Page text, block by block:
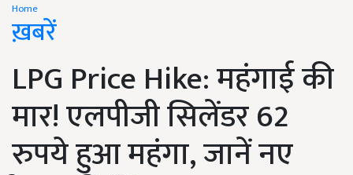
Home
ख़बरें
LPG Price Hike: महंगाई की
मार! एलपीजी सिलेंडर 62
रुपये हुआ महंगा, जानें नए